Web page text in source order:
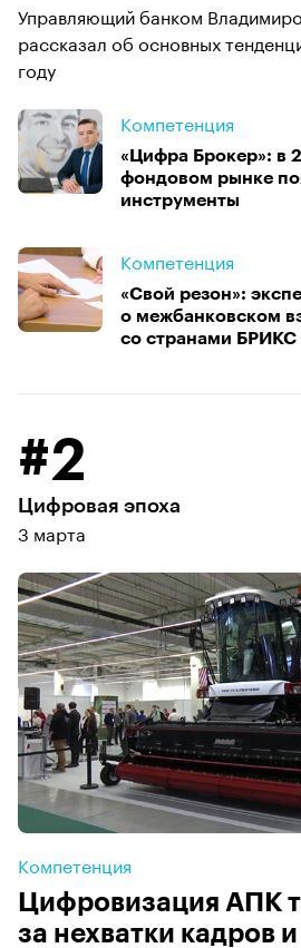
Управляющий банком
рассказал об основных
году
Компетенция
«Цифра Брокер»: в
фондовом рынке
инструменты
Компетенция
«Свой резон»:
о межбанковском
со странами БРИКС
#2
Цифровая эпоха
3 марта
Компетенция
Цифровизация АПК
за нехватки кадров